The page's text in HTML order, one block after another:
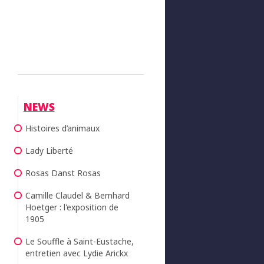
NEWS
Histoires d’animaux
Lady Liberté
Rosas Danst Rosas
Camille Claudel & Bernhard
Hoetger : l'exposition de
1905
Le Souffle à Saint-Eustache,
entretien avec Lydie Arickx